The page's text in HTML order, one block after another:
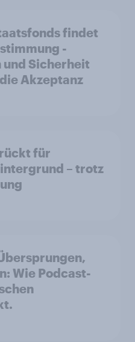
findet
-
und Sicherheit
Akzeptanz
für
– trotz
Wie Podcast-